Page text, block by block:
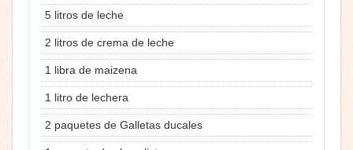
5 litros de leche
2 litros de crema de leche
1 libra de maizena
1 litro de lechera
2 paquetes de Galletas ducales